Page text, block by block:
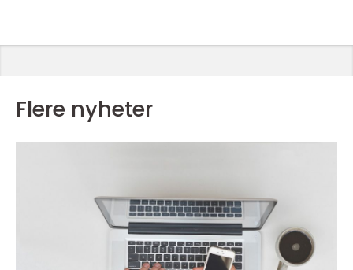
Flere nyheter